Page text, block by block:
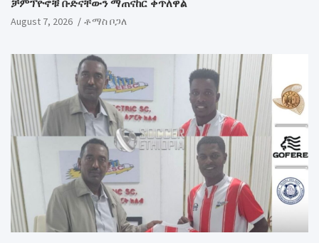
ቻምፕዮኖቹ ቡድናቸውን ማጠናከር ቀጥለዋል
August 7, 2026 ቶማስ ቦጋለ